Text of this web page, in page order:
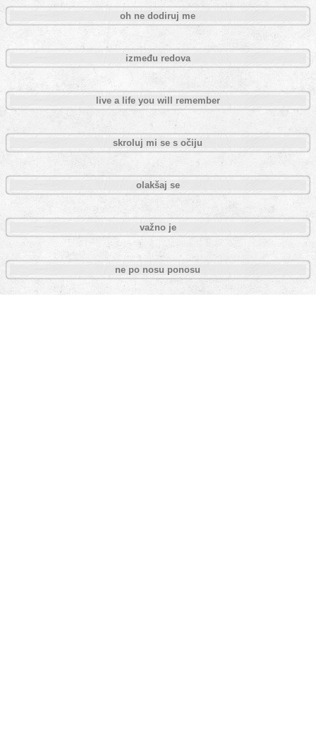
oh ne dodiruj me
između redova
live a life you will remember
skroluj mi se s očiju
olakšaj se
važno je
ne po nosu ponosu